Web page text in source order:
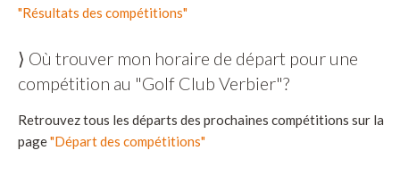
"Résultats des compétitions"
⟩ Où trouver mon horaire de départ pour une
compétition au "Golf Club Verbier"?
Retrouvez tous les départs des prochaines compétitions sur la
page"Départ des compétitions"